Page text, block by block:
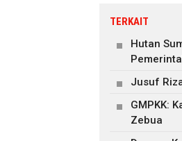
TERKAIT
Hutan
Jusuf
GMPKK:
Zebua